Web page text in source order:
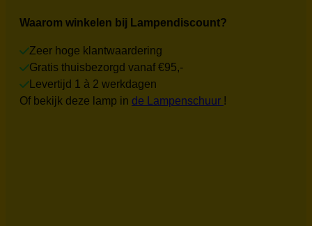
Waarom winkelen bij Lampendiscount?
Zeer hoge klantwaardering
Gratis thuisbezorgd vanaf €95,-
Levertijd 1 à 2 werkdagen
Of bekijk deze lamp in de Lampenschuur !